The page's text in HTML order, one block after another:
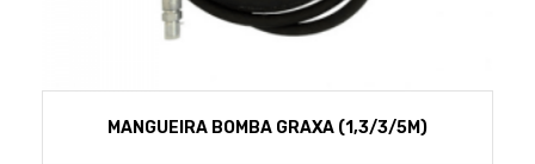
MANGUEIRA BOMBA GRAXA (1,3/3/5M)